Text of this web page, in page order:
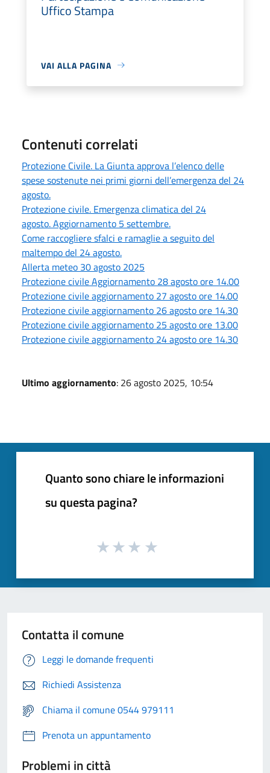
Uffico Stampa
VAI ALLA PAGINA
Contenuti correlati
Protezione Civile. La Giunta approva l’elenco delle
spese sostenute nei primi giorni dell’emergenza del 24
agosto.
Protezione civile. Emergenza climatica del 24
agosto. Aggiornamento 5 settembre.
Come raccogliere sfalci e ramaglie a seguito del
maltempo del 24 agosto.
Allerta meteo 30 agosto 2025
Protezione civile Aggiornamento 28 agosto ore 14.00
Protezione civile aggiornamento 27 agosto ore 14.00
Protezione civile aggiornamento 26 agosto ore 14.30
Protezione civile aggiornamento 25 agosto ore 13.00
Protezione civile aggiornamento 24 agosto ore 14.30
Ultimo aggiornamento: 26 agosto 2025, 10:54
Quanto sono chiare le informazioni
su questa pagina?
Contatta il comune
Leggi le domande frequenti
Richiedi Assistenza
Chiama il comune 0544 979111
Prenota un appuntamento
Problemi in città